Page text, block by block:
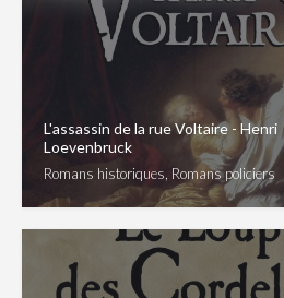
L'assassin de la rue Voltaire - Henri
Loevenbruck
Romans historiques, Romans policiers